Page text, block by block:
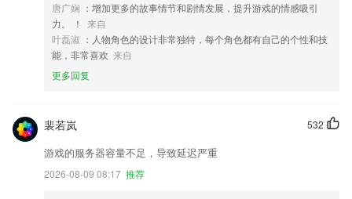
唐广娴 ：增加更多的故事情节和剧情发展，提升游戏的情感吸引
力。 ！
来自
叶磊淑 ：人物角色的设计非常独特，每个角色都有自己的个性和技
能，非常喜欢 来自
更多回复
532
裴若岚
游戏的服务器容量不足，导致延迟严重
2026-08-09 08:17 推荐